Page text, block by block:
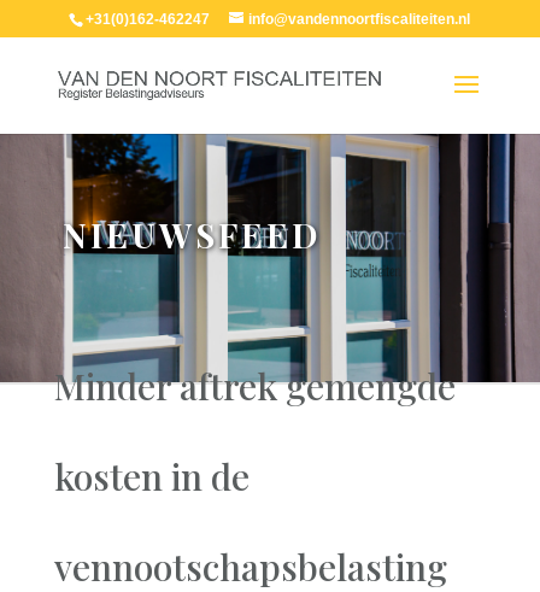
+31(0)162-462247 info@vandennoortfiscaliteiten.nl
NIEUWSFEED
Minder aftrek gemengde
kosten in de
vennootschapsbelasting